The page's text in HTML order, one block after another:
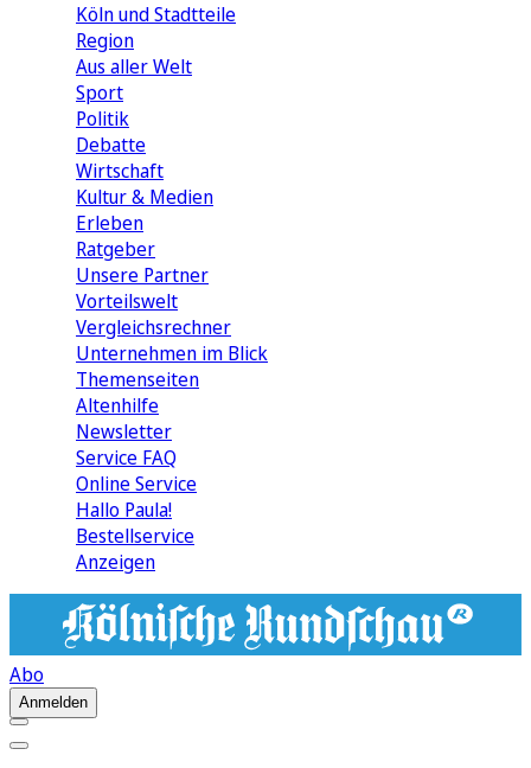
Köln und Stadtteile
Region
Aus aller Welt
Sport
Politik
Debatte
Wirtschaft
Kultur & Medien
Erleben
Ratgeber
Unsere Partner
Vorteilswelt
Vergleichsrechner
Unternehmen im Blick
Themenseiten
Altenhilfe
Newsletter
Service FAQ
Online Service
Hallo Paula!
Bestellservice
Anzeigen
Abo
Anmelden